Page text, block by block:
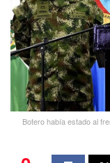
Botero había estado al